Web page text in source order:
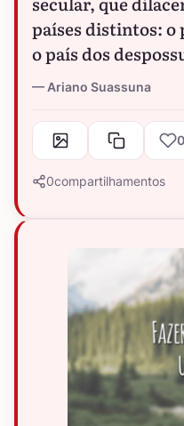
países distintos: o
o país dos
Ariano Suassuna
0
0compartilhamentos